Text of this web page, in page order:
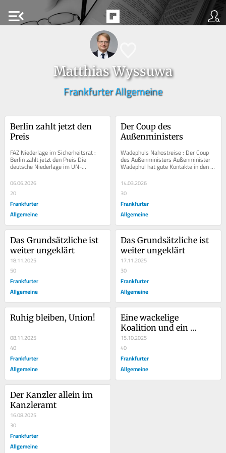
menu_open
Matthias Wyssuwa
Frankfurter Allgemeine
Berlin zahlt jetzt den
Preis
FAZ Niederlage im Sicherheitsrat :
Berlin zahlt jetzt den Preis Die
deutsche Niederlage im UN-
Sicherheitsrat ist schmerzlich. Aber
aus ihr kann auch...
06.06.2026
20
Frankfurter
Allgemeine
Der Coup des
Außenministers
Wadephuls Nahostreise : Der Coup
des Außenministers Außenminister
Wadephul hat gute Kontakte in den
Nahen Osten. Jetzt ist der perfekte
Zeitpunkt,...
14.03.2026
30
Frankfurter
Allgemeine
Das Grundsätzliche ist
weiter ungeklärt
18.11.2025
50
Frankfurter
Allgemeine
Das Grundsätzliche ist
weiter ungeklärt
17.11.2025
30
Frankfurter
Allgemeine
Ruhig bleiben, Union!
08.11.2025
40
Frankfurter
Allgemeine
Eine wackelige
Koalition und ein
dünnhäutiger Minister
15.10.2025
40
Frankfurter
Allgemeine
Der Kanzler allein im
Kanzleramt
16.08.2025
30
Frankfurter
Allgemeine